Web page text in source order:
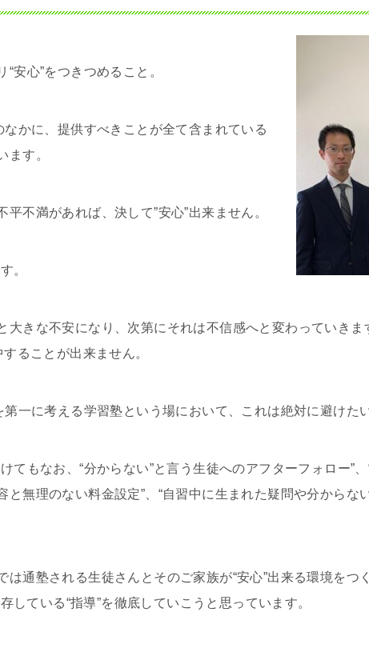
安心”をつきつめること。
なかに、提供すべきことが全て含まれている
ます。
平不満があれば、決して”安心”出来ません。
。
大きな不安になり、次第にそれは不信感へと変わっていきま
ることが出来ません。
第一に考える学習塾という場において、これは絶対に避けた
てもなお、“分からない”と言う生徒へのアフターフォロー”
と無理のない料金設定”、“自習中に生まれた疑問や分からな
は通塾される生徒さんとそのご家族が“安心”出来る環境をつ
している“指導”を徹底していこうと思っています。